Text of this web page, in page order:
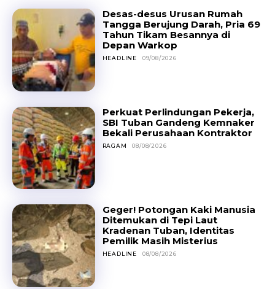
Desas-desus Urusan Rumah
Tangga Berujung Darah, Pria 69
Tahun Tikam Besannya di
Depan Warkop
HEADLINE 09/08/2026
Perkuat Perlindungan Pekerja,
SBI Tuban Gandeng Kemnaker
Bekali Perusahaan Kontraktor
RAGAM 08/08/2026
Geger! Potongan Kaki Manusia
Ditemukan di Tepi Laut
Kradenan Tuban, Identitas
Pemilik Masih Misterius
HEADLINE 08/08/2026